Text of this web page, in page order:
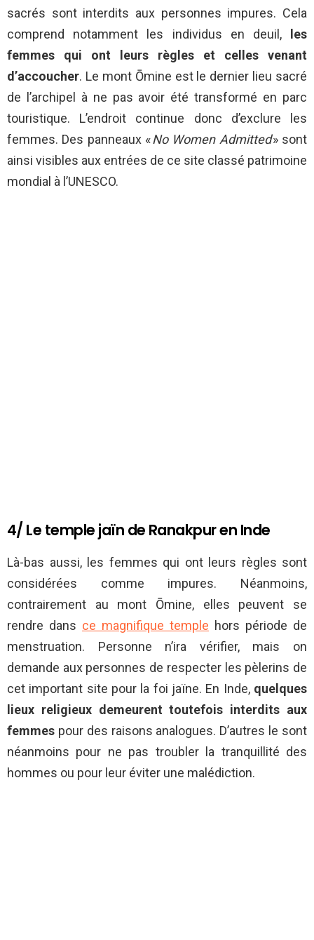
sacrés sont interdits aux personnes impures. Cela
comprend notamment les individus en deuil, les
femmes qui ont leurs règles et celles venant
d’accoucher. Le mont Ōmine est le dernier lieu sacré
de l’archipel à ne pas avoir été transformé en parc
touristique. L’endroit continue donc d’exclure les
femmes. Des panneaux «No Women Admitted» sont
ainsi visibles aux entrées de ce site classé patrimoine
mondial à l’UNESCO.
4/ Le temple jaïn de Ranakpur en Inde
Là-bas aussi, les femmes qui ont leurs règles sont
considérées comme impures. Néanmoins,
contrairement au mont Ōmine, elles peuvent se
rendre dans ce magnifique temple hors période de
menstruation. Personne n’ira vérifier, mais on
demande aux personnes de respecter les pèlerins de
cet important site pour la foi jaïne. En Inde, quelques
lieux religieux demeurent toutefois interdits aux
femmes pour des raisons analogues. D’autres le sont
néanmoins pour ne pas troubler la tranquillité des
hommes ou pour leur éviter une malédiction.